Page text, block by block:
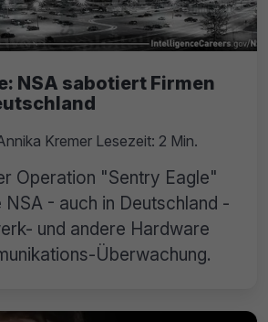
NSA sabotiert Firmen
Kremer Lesezeit: 2 Min.
Operation "Sentry Eagle"
- auch in Deutschland -
und andere Hardware
Überwachung.